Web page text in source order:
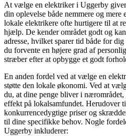
At vælge en elektriker i Uggerby
din oplevelse både nemmere og mere
lokale elektrikere ofte hurtigere til at
hjælp. De kender området godt og
adresse, hvilket sparer tid både for
du forvente en højere grad af
stræber efter at opbygge et godt
En anden fordel ved at vælge en
støtte den lokale økonomi. Ved at
du, at dine penge bliver i
effekt på lokalsamfundet. Herudover
konkurrencedygtige priser og
til dine specifikke behov. Nogle
Uggerby inkluderer: